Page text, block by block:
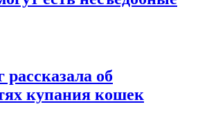
об
купания кошек